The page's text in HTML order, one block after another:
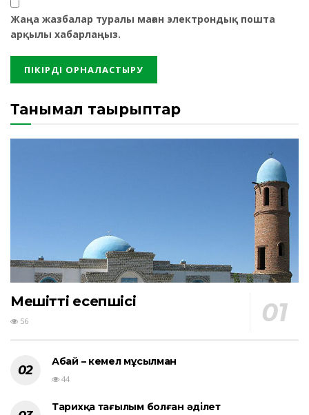
Жаңа жазбалар туралы маған электрондық пошта
арқылы хабарлаңыз.
Танымал тақырыптар
Мешіттің есепшісі
56
Абай – кемел мұсылман
44
Тарихқа тағылым болған әділет